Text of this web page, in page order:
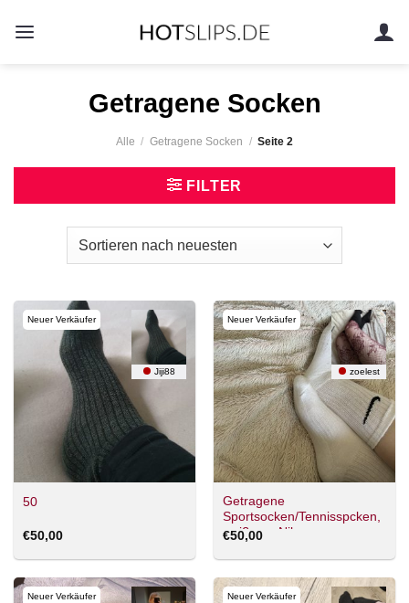
Inhalt
Getragene Socken
Alle / Getragene Socken / Seite 2
FILTER
Neuer Verkäufer
Jiji88
50
€50,00
Neuer Verkäufer
zoelest
Getragene
Sportsocken/Tennisspcken,
weiß von Nike
€50,00
Neuer Verkäufer Neuer Verkäufer